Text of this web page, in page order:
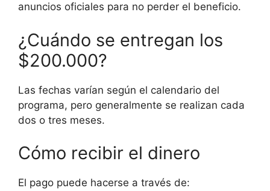
anuncios oficiales para no perder el beneficio.
¿Cuándo se entregan los
$200.000?
Las fechas varían según el calendario del
programa, pero generalmente se realizan cada
dos o tres meses.
Cómo recibir el dinero
El pago puede hacerse a través de: